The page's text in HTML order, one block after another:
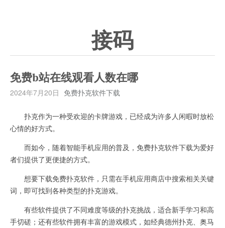
接码
免费b站在线观看人数在哪
2024年7月20日 免费扑克软件下载
扑克作为一种受欢迎的卡牌游戏，已经成为许多人闲暇时放松
心情的好方式。
而如今，随着智能手机应用的普及，免费扑克软件下载为爱好
者们提供了更便捷的方式。
想要下载免费扑克软件，只需在手机应用商店中搜索相关关键
词，即可找到各种类型的扑克游戏。
有些软件提供了不同难度等级的扑克挑战，适合新手学习和高
手切磋；还有些软件拥有丰富的游戏模式，如经典德州扑克、奥马